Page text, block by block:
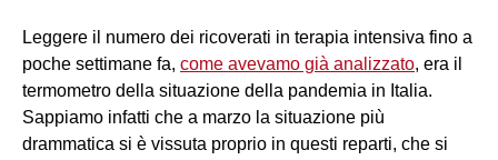
Leggere il numero dei ricoverati in terapia intensiva fino a
poche settimane fa, come avevamo già analizzato, era il
termometro della situazione della pandemia in Italia.
Sappiamo infatti che a marzo la situazione più
drammatica si è vissuta proprio in questi reparti, che si